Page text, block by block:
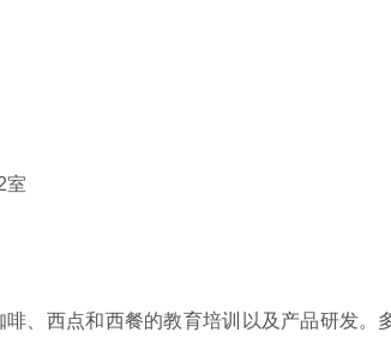
室
、西点和西餐的教育培训以及产品研发。